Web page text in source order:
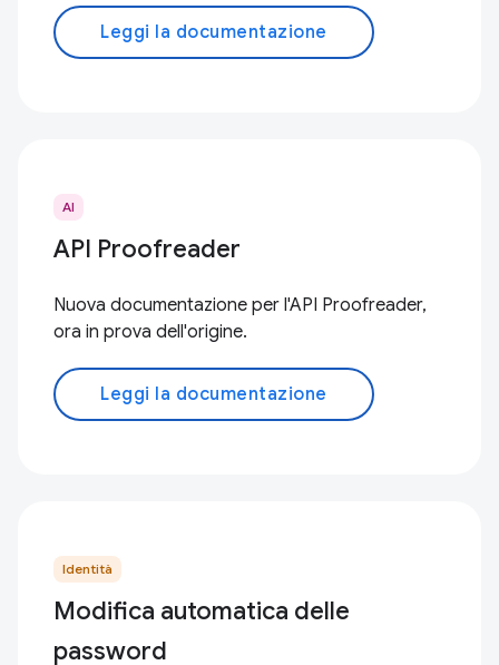
Leggi la documentazione
AI
API Proofreader
Nuova documentazione per l'API Proofreader,
ora in prova dell'origine.
Leggi la documentazione
Identità
Modifica automatica delle
password